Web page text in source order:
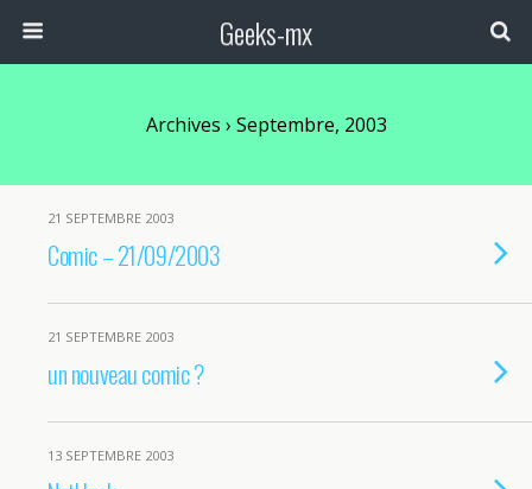
Geeks-mx
Archives › Septembre, 2003
21 SEPTEMBRE 2003
Comic – 21/09/2003
21 SEPTEMBRE 2003
un nouveau comic ?
13 SEPTEMBRE 2003